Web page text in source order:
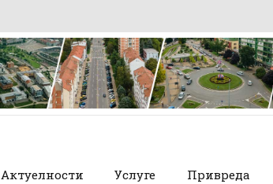
Актуелности Услуге Привреда